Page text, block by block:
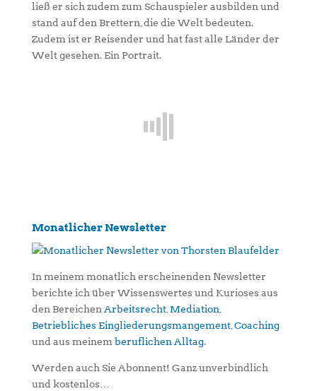
ließ er sich zudem zum Schauspieler ausbilden und
stand auf den Brettern, die die Welt bedeuten.
Zudem ist er Reisender und hat fast alle Länder der
Welt gesehen. Ein Portrait.
Monatlicher Newsletter
In meinem monatlich erscheinenden Newsletter
berichte ich über Wissenswertes und Kurioses aus
den BereichenArbeitsrecht,Mediation,
Betriebliches Eingliederungsmangement,Coaching
und aus meinemberuflichen Alltag.
Werden auch Sie Abonnent! Ganz unverbindlich
und kostenlos…